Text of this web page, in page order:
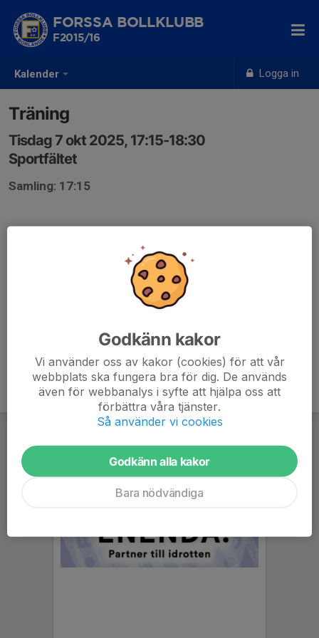
Kalender Logga in
FORSSA BOLLKLUBB
F2015/16
Träning
Tisdag 7 okt 2025, 17:15-18:30
Sportfältet
Samling: 17:15
Godkänn kakor
Vi använder oss av kakor (cookies) för att vår
webbplats ska fungera bra för dig. De används
även för webbanalys i syfte att hjälpa oss att
förbättra våra tjänster.
Så använder vi cookies
Godkänn alla kakor
Bara nödvändiga